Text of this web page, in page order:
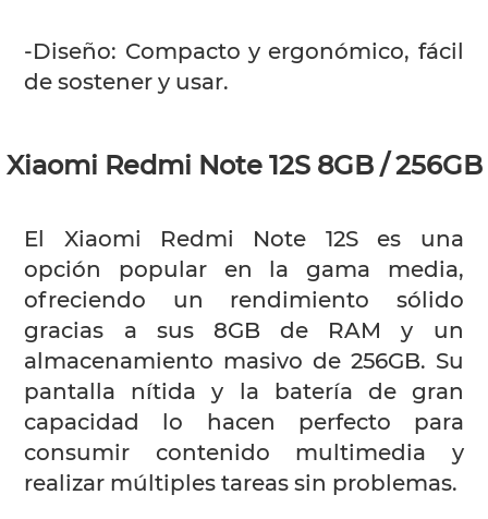
-Diseño: Compacto y ergonómico, fácil
de sostener y usar.
Xiaomi Redmi Note 12S 8GB / 256GB
El Xiaomi Redmi Note 12S es una
opción popular en la gama media,
ofreciendo un rendimiento sólido
gracias a sus 8GB de RAM y un
almacenamiento masivo de 256GB. Su
pantalla nítida y la batería de gran
capacidad lo hacen perfecto para
consumir contenido multimedia y
realizar múltiples tareas sin problemas.